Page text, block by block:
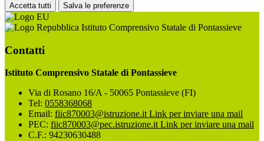
Accetta tutti Salva le preferenze
Istituto Comprensivo Statale di Pontassieve
Contatti
Istituto Comprensivo Statale di Pontassieve
Via di Rosano 16/A - 50065 Pontassieve (FI)
Tel: 0558368068
Email: fiic870003@istruzione.it Link per inviare una mail
PEC: fiic870003@pec.istruzione.it Link per inviare una mail
C.F.: 94230630488